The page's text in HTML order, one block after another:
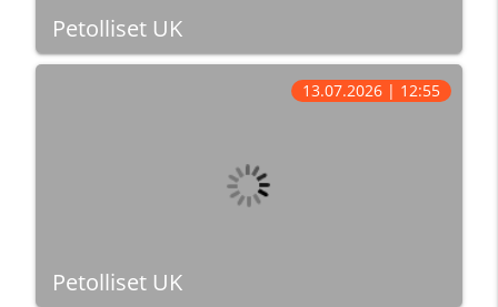
Petolliset UK
Petolliset UK
13.07.2026 | 12:55